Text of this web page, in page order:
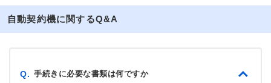
自動契約機に関するQ&A
Q. 手続きに必要な書類は何ですか